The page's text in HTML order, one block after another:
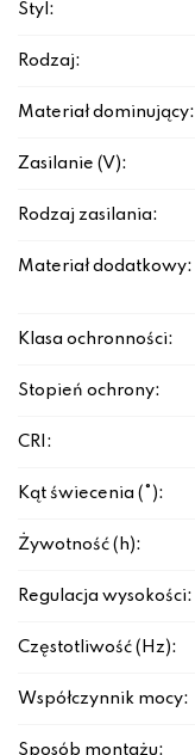
Styl:
Rodzaj:
Materiał dominujący:
Zasilanie (V):
Rodzaj zasilania:
Materiał dodatkowy:
Klasa ochronności:
Stopień ochrony:
CRI:
Kąt świecenia (°):
Żywotność (h):
Regulacja wysokości:
Częstotliwość (Hz):
Współczynnik mocy:
Sposób montażu: